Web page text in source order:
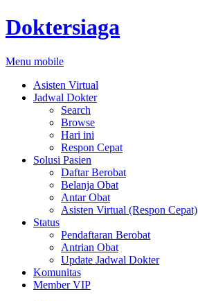
Doktersiaga
Menu mobile
Asisten Virtual
Jadwal Dokter
Search
Browse
Hari ini
Respon Cepat
Solusi Pasien
Daftar Berobat
Belanja Obat
Antar Obat
Asisten Virtual (Respon Cepat)
Status
Pendaftaran Berobat
Antrian Obat
Update Jadwal Dokter
Komunitas
Member VIP